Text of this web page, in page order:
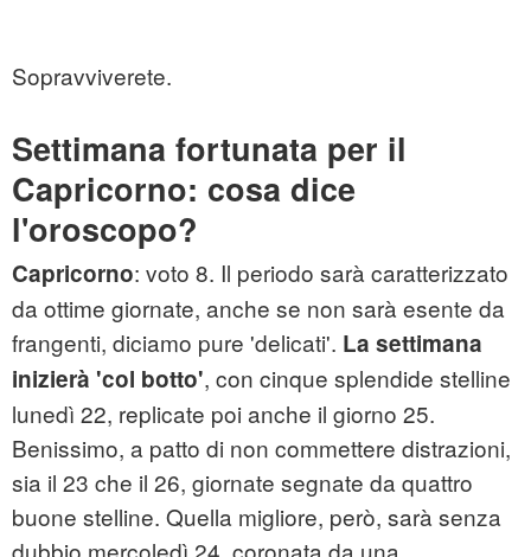
Sopravviverete.
Settimana fortunata per il
Capricorno: cosa dice
l'oroscopo?
Capricorno: voto 8. Il periodo sarà caratterizzato
da ottime giornate, anche se non sarà esente da
frangenti, diciamo pure 'delicati'. La settimana
inizierà 'col botto', con cinque splendide stelline
lunedì 22, replicate poi anche il giorno 25.
Benissimo, a patto di non commettere distrazioni,
sia il 23 che il 26, giornate segnate da quattro
buone stelline. Quella migliore, però, sarà senza